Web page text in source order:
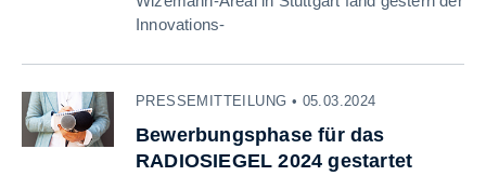
Innovations-
PRESSEMITTEILUNG • 05.03.2024
Bewerbungsphase für das
RADIOSIEGEL 2024 gestartet